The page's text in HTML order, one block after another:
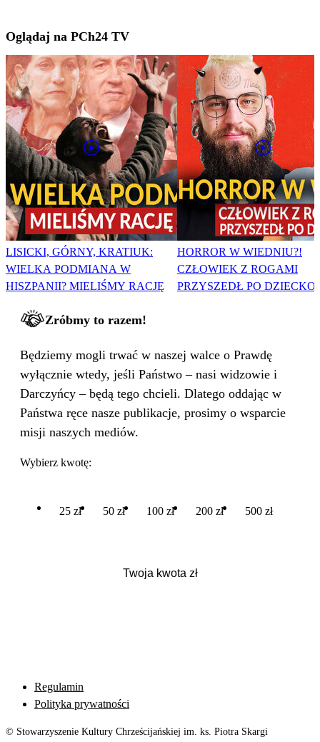
Oglądaj na PCh24 TV
LISICKI, GÓRNY, KRATIUK:
WIELKA PODMIANA W
HISZPANII? MIELIŚMY RACJĘ
HORROR W WIEDNIU?!
CZŁOWIEK Z ROGAMI
PRZYSZEDŁ PO DZIECKO
Zróbmy to razem!
Będziemy mogli trwać w naszej walce o Prawdę
wyłącznie wtedy, jeśli Państwo – nasi widzowie i
Darczyńcy – będą tego chcieli. Dlatego oddając w
Państwa ręce nasze publikacje, prosimy o wsparcie
misji naszych mediów.
Wybierz kwotę:
25 zł 50 zł 100 zł 200 zł 500 zł
Regulamin
Polityka prywatności
© Stowarzyszenie Kultury Chrześcijańskiej im. ks. Piotra Skargi